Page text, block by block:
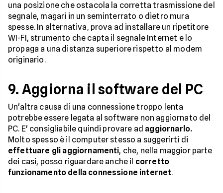
una posizione che ostacola la corretta trasmissione del
segnale, magari in un seminterrato o dietro mura
spesse. In alternativa, prova ad installare un ripetitore
WI-FI, strumento che capta il segnale Internet e lo
propaga a una distanza superiore rispetto al modem
originario.
9. Aggiorna il software del PC
Un'altra causa di una connessione troppo lenta
potrebbe essere legata al software non aggiornato del
PC. E' consigliabile quindi provare ad aggiornarlo.
Molto spesso è il computer stesso a suggerirti di
effettuare gli aggiornamenti, che, nella maggior parte
dei casi, posso riguardare anche il corretto
funzionamento della connessione internet.